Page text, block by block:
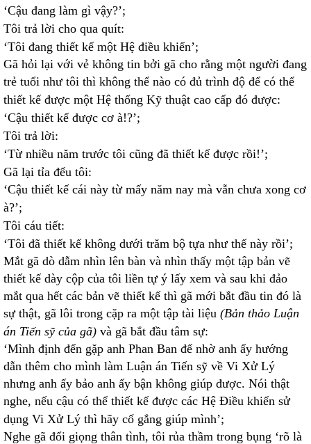
‘Cậu đang làm gì vậy?’;
Tôi trả lời cho qua quít:
‘Tôi đang thiết kế một Hệ điều khiển’;
Gã hỏi lại với vẻ không tin bởi gã cho rằng một người đang
trẻ tuổi như tôi thì không thể nào có đủ trình độ để có thể
thiết kế được một Hệ thống Kỹ thuật cao cấp đó được:
‘Cậu thiết kế được cơ à!?’;
Tôi trả lời:
‘Từ nhiều năm trước tôi cũng đã thiết kế được rồi!’;
Gã lại tỉa đểu tôi:
‘Cậu thiết kế cái này từ mấy năm nay mà vẫn chưa xong cơ
à?’;
Tôi cáu tiết:
‘Tôi đã thiết kế không dưới trăm bộ tựa như thế này rồi’;
Mắt gã dò dẫm nhìn lên bàn và nhìn thấy một tập bản vẽ
thiết kế dày cộp của tôi liền tự ý lấy xem và sau khi đảo
mắt qua hết các bản vẽ thiết kế thì gã mới bắt đầu tin đó là
sự thật, gã lôi trong cặp ra một tập tài liệu (Bản thảo Luận
án Tiến sỹ của gã) và gã bắt đầu tâm sự:
‘Mình định đến gặp anh Phan Ban để nhờ anh ấy hướng
dẫn thêm cho mình làm Luận án Tiến sỹ về Vi Xử Lý
nhưng anh ấy bảo anh ấy bận không giúp được. Nói thật
nghe, nếu cậu có thể thiết kế được các Hệ Điều khiển sử
dụng Vi Xử Lý thì hãy cố gắng giúp mình’;
Nghe gã đổi giọng thân tình, tôi rủa thầm trong bụng ‘rõ là